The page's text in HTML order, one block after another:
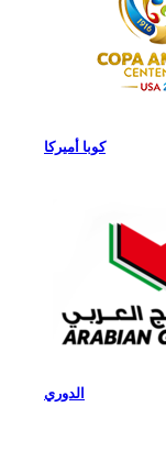
كوبا أميركا
الدوري